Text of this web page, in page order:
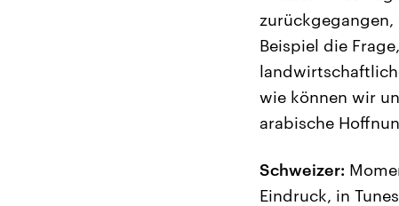
Beispiel die
wie können wir
arabische
Schweizer:
Eindruck, in